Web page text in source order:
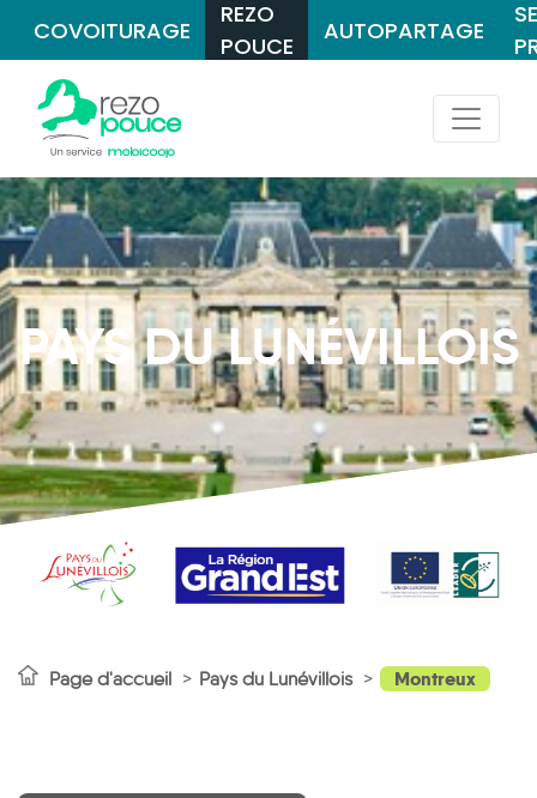
COVOITURAGE
REZO
POUCE
AUTOPARTAGE
PAYS DU LUNÉVILLOIS
Page d'accueil Pays du Lunévillois Montreux